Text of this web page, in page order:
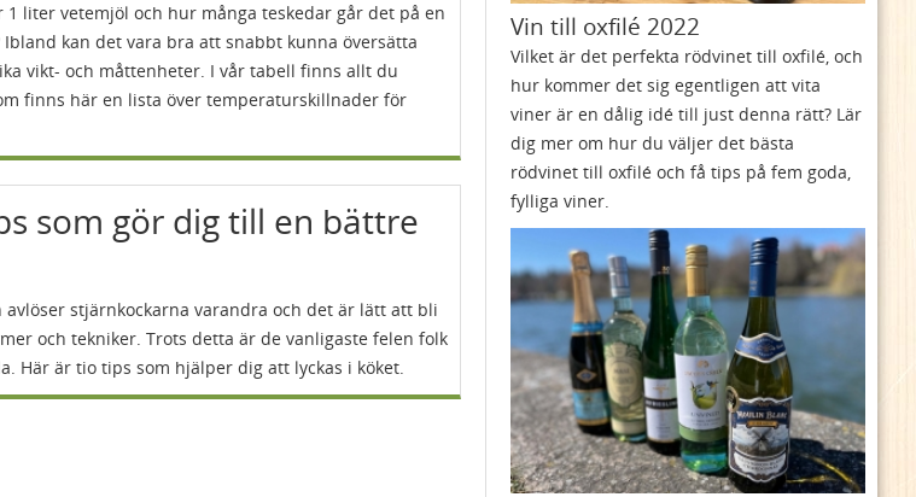
1 liter vetemjöl och hur många teskedar går det på en
Ibland kan det vara bra att snabbt kunna översätta
vikt- och måttenheter. I vår tabell finns allt du
finns här en lista över temperaturskillnader för
som gör dig till en bättre
avlöser stjärnkockarna varandra och det är lätt att bli
och tekniker. Trots detta är de vanligaste felen folk
Här är tio tips som hjälper dig att lyckas i köket.
Vin till oxfilé 2022
Vilket är det perfekta rödvinet till oxfilé, och
hur kommer det sig egentligen att vita
viner är en dålig idé till just denna rätt? Lär
dig mer om hur du väljer det bästa
rödvinet till oxfilé och få tips på fem goda,
fylliga viner.